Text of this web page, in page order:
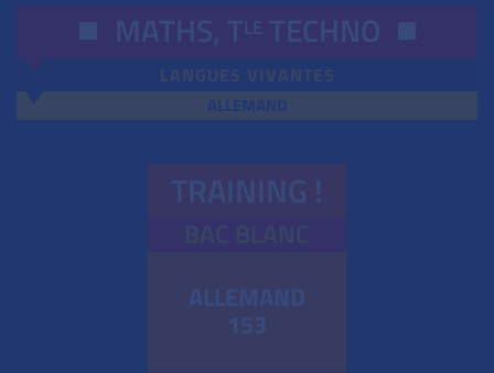
MATHS, TLE TECHNO
TRAINING !
ALLEMAND
153